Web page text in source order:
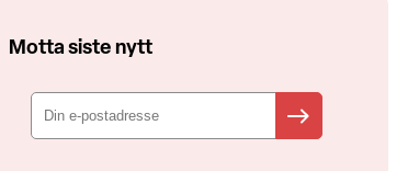
Motta siste nytt